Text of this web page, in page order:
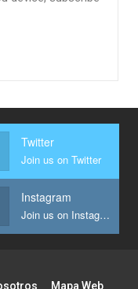
Twitter
Join us on Twitter
Instagram
Join us on Instagram
Mapa Web